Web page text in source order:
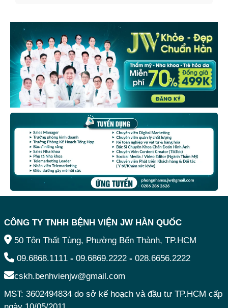
CÔNG TY TNHH BỆNH VIỆN JW HÀN QUỐC
50 Tôn Thất Tùng, Phường Bến Thành, TP.HCM
09.6868.1111 - 09.6869.2222 - 028.6656.2222
cskh.benhvienjw@gmail.com
MST: 3602494834 do sở kế hoạch và đầu tư TP.HCM cấp